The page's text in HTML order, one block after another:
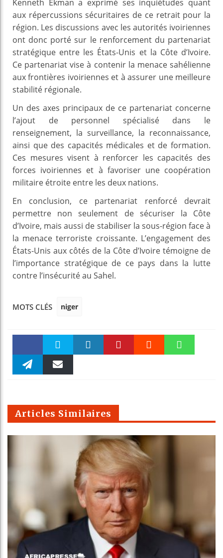
Kenneth Ekman a exprimé ses inquiétudes quant
aux répercussions sécuritaires de ce retrait pour la
région. Les discussions avec les autorités ivoiriennes
ont donc porté sur le renforcement du partenariat
stratégique entre les États-Unis et la Côte d’Ivoire.
Ce partenariat vise à contenir la menace sahélienne
aux frontières ivoiriennes et à assurer une meilleure
stabilité régionale.
Un des axes principaux de ce partenariat concerne
l’ajout de personnel spécialisé dans le
renseignement, la surveillance, la reconnaissance,
ainsi que des capacités médicales et de formation.
Ces mesures visent à renforcer les capacités des
forces ivoiriennes et à favoriser une coopération
militaire étroite entre les deux nations.
En conclusion, ce partenariat renforcé devrait
permettre non seulement de sécuriser la Côte
d’Ivoire, mais aussi de stabiliser la sous-région face à
la menace terroriste croissante. L’engagement des
États-Unis aux côtés de la Côte d’Ivoire témoigne de
l’importance stratégique de ce pays dans la lutte
contre l’insécurité au Sahel.
MOTS CLÉS niger
Faceboo Twitter
m
Articles Similaires